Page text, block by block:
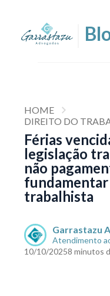
HOME
DIREITO DO
Férias
legislação
não
trabalhista
Garrastazu
Atendimento
10/10/20258 minutos